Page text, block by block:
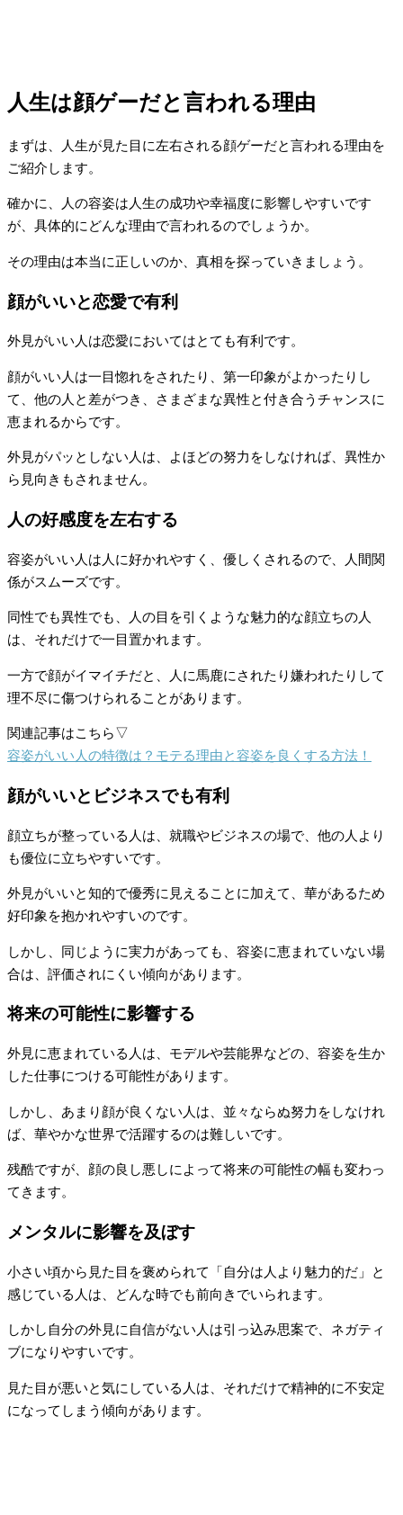
人生は顔ゲーだと言われる理由
まずは、人生が見た目に左右される顔ゲーだと言われる理由を
ご紹介します。
確かに、人の容姿は人生の成功や幸福度に影響しやすいです
が、具体的にどんな理由で言われるのでしょうか。
その理由は本当に正しいのか、真相を探っていきましょう。
顔がいいと恋愛で有利
外見がいい人は恋愛においてはとても有利です。
顔がいい人は一目惚れをされたり、第一印象がよかったりし
て、他の人と差がつき、さまざまな異性と付き合うチャンスに
恵まれるからです。
外見がパッとしない人は、よほどの努力をしなければ、異性か
ら見向きもされません。
人の好感度を左右する
容姿がいい人は人に好かれやすく、優しくされるので、人間関
係がスムーズです。
同性でも異性でも、人の目を引くような魅力的な顔立ちの人
は、それだけで一目置かれます。
一方で顔がイマイチだと、人に馬鹿にされたり嫌われたりして
理不尽に傷つけられることがあります。
関連記事はこちら▽
容姿がいい人の特徴は？モテる理由と容姿を良くする方法！
顔がいいとビジネスでも有利
顔立ちが整っている人は、就職やビジネスの場で、他の人より
も優位に立ちやすいです。
外見がいいと知的で優秀に見えることに加えて、華があるため
好印象を抱かれやすいのです。
しかし、同じように実力があっても、容姿に恵まれていない場
合は、評価されにくい傾向があります。
将来の可能性に影響する
外見に恵まれている人は、モデルや芸能界などの、容姿を生か
した仕事につける可能性があります。
しかし、あまり顔が良くない人は、並々ならぬ努力をしなけれ
ば、華やかな世界で活躍するのは難しいです。
残酷ですが、顔の良し悪しによって将来の可能性の幅も変わっ
てきます。
メンタルに影響を及ぼす
小さい頃から見た目を褒められて「自分は人より魅力的だ」と
感じている人は、どんな時でも前向きでいられます。
しかし自分の外見に自信がない人は引っ込み思案で、ネガティ
ブになりやすいです。
見た目が悪いと気にしている人は、それだけで精神的に不安定
になってしまう傾向があります。